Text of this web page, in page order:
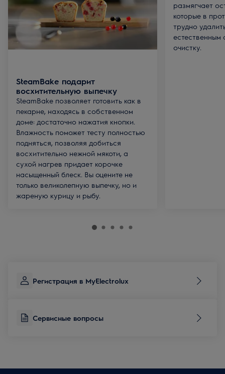
SteamBake подарит
восхитительную выпечку
SteamBake позволяет готовить как в
пекарне, находясь в собственном
доме: достаточно нажатия кнопки.
Влажность поможет тесту полностью
подняться, позволяя добиться
восхитительно нежной мякоти, а
сухой нагрев придает корочке
насыщенный блеск. Вы оцените не
только великолепную выпечку, но и
жареную курицу и рыбу.
размягчает
которые в
трудно
очистку.
Регистрация в MyElectrolux
Сервисные вопросы